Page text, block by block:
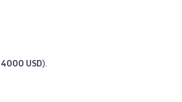
4000 USD).